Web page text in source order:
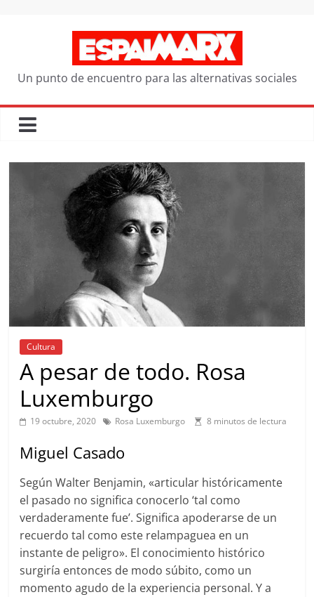
Un punto de encuentro para las alternativas sociales
Cultura
A pesar de todo. Rosa
Luxemburgo
19 octubre, 2020 Rosa Luxemburgo 8 minutos de lectura
Miguel Casado
Según Walter Benjamin, «articular históricamente
el pasado no significa conocerlo ‘tal como
verdaderamente fue’. Significa apoderarse de un
recuerdo tal como este relampaguea en un
instante de peligro». El conocimiento histórico
surgiría entonces de modo súbito, como un
momento agudo de la experiencia personal. Y a